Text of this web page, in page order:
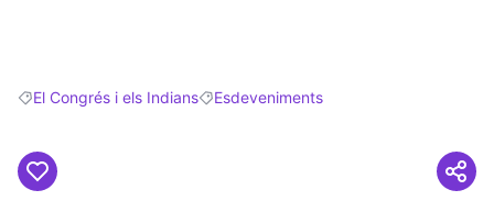
Resultats en filtrar per: El Congrés i els Indians
El Congrés i els IndiansResultats en filtrar per: Esdeveniments
Esdeveniments